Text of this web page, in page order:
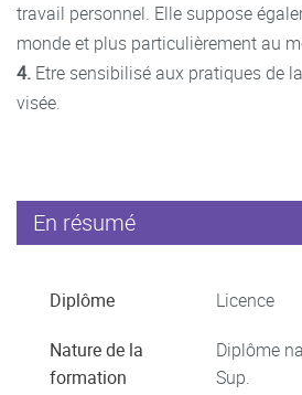
travail personnel. Elle suppose
monde et plus particulièrement au
4. Etre sensibilisé aux pratiques de
visée.
En résumé
Diplôme Licence
Nature de la
formation
Diplôme
Sup.